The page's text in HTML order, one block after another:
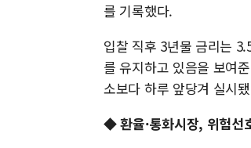
를 기록했다.
입찰 직후 3년물 금리는
를 유지하고 있음을 보여
소보다 하루 앞당겨 실시
◆환율·통화시장, 위험선